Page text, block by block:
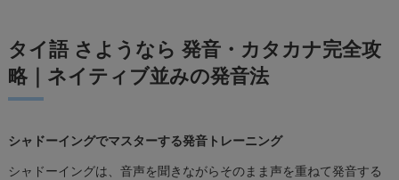
タイ語 さようなら 発音・カタカナ完全攻
略｜ネイティブ並みの発音法
シャドーイングでマスターする発音トレーニング
シャドーイングは、音声を聞きながらそのまま声を重ねて発音する